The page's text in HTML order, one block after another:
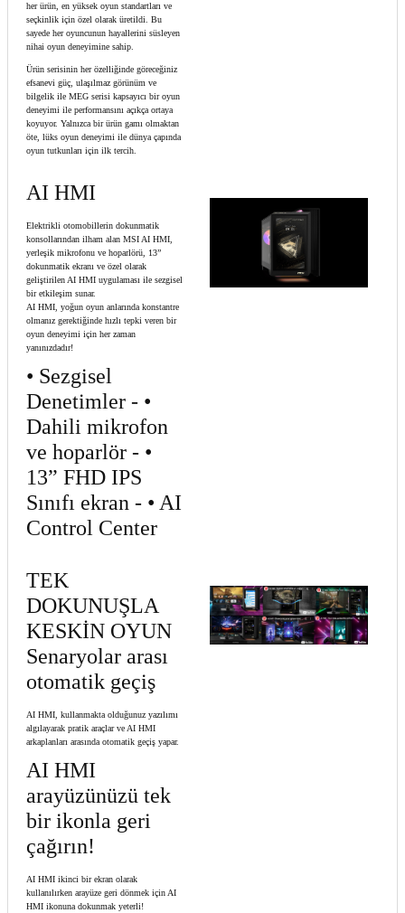
her ürün, en yüksek oyun standartları ve
seçkinlik için özel olarak üretildi. Bu
sayede her oyuncunun hayallerini süsleyen
nihai oyun deneyimine sahip.
Ürün serisinin her özelliğinde göreceğiniz
efsanevi güç, ulaşılmaz görünüm ve
bilgelik ile MEG serisi kapsayıcı bir oyun
deneyimi ile performansını açıkça ortaya
koyuyor. Yalnızca bir ürün gamı olmaktan
öte, lüks oyun deneyimi ile dünya çapında
oyun tutkunları için ilk tercih.
AI HMI
Elektrikli otomobillerin dokunmatik
konsollarından ilham alan MSI AI HMI,
yerleşik mikrofonu ve hoparlörü, 13”
dokunmatik ekranı ve özel olarak
geliştirilen AI HMI uygulaması ile sezgisel
bir etkileşim sunar.
AI HMI, yoğun oyun anlarında konstantre
olmanız gerektiğinde hızlı tepki veren bir
oyun deneyimi için her zaman
yanınızdadır!
• Sezgisel
Denetimler - •
Dahili mikrofon
ve hoparlör - •
13” FHD IPS
Sınıfı ekran - • AI
Control Center
TEK
DOKUNUŞLA
KESKİN OYUN
Senaryolar arası
otomatik geçiş
AI HMI, kullanmakta olduğunuz yazılımı
algılayarak pratik araçlar ve AI HMI
arkaplanları arasında otomatik geçiş yapar.
AI HMI
arayüzünüzü tek
bir ikonla geri
çağırın!
AI HMI ikinci bir ekran olarak
kullanılırken arayüze geri dönmek için AI
HMI ikonuna dokunmak yeterli!